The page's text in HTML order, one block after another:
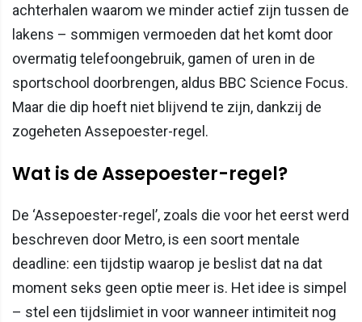
achterhalen waarom we minder actief zijn tussen de
lakens – sommigen vermoeden dat het komt door
overmatig telefoongebruik, gamen of uren in de
sportschool doorbrengen, aldus BBC Science Focus.
Maar die dip hoeft niet blijvend te zijn, dankzij de
zogeheten Assepoester-regel.
Wat is de Assepoester-regel?
De ‘Assepoester-regel’, zoals die voor het eerst werd
beschreven door Metro, is een soort mentale
deadline: een tijdstip waarop je beslist dat na dat
moment seks geen optie meer is. Het idee is simpel
– stel een tijdslimiet in voor wanneer intimiteit nog